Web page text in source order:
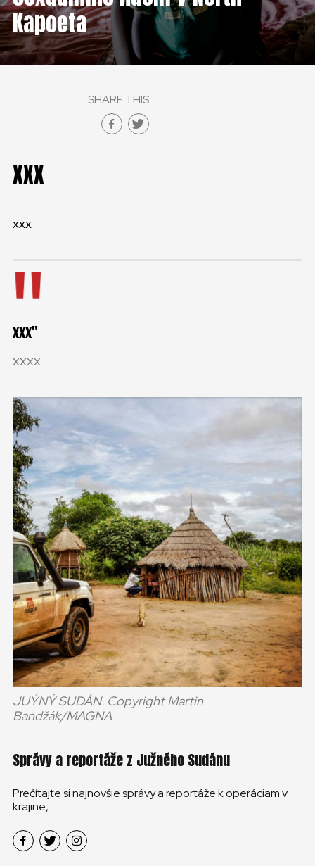
ČESKÁ REPUBLIKA
GLOBAL
ČESKÁ REPUBLIKA
Kapoeta
SHARE THIS
XXX
xxx
xxx
xxxx
JUÝNÝ SUDÁN. Copyright Martin
Bandžák/MAGNA
Správy a reportáže z Južného Sudánu
Prečítajte si najnovšie správy a reportáže k operáciam v
krajine,